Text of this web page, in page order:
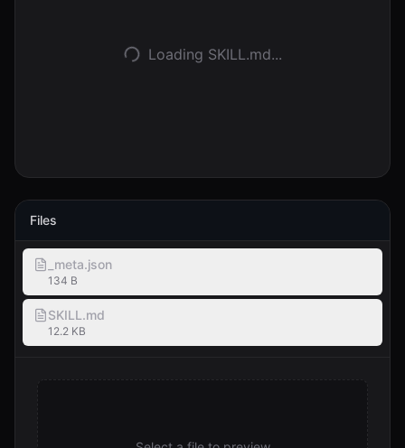
Loslegen
Loading SKILL.md...
Files
_meta.json
134 B
SKILL.md
12.2 KB